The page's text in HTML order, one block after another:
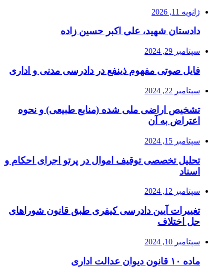
ژانویه 11, 2026
دادستان شهید، علی اکبر حسین زاده
سپتامبر 29, 2024
فایل صوتی مفهوم ذینفع در دادرسی مدنی و اداری
سپتامبر 22, 2024
تشخیص اراضی ملی شده (منابع طبیعی) و نحوه
اعتراض به آن
سپتامبر 15, 2024
تحلیل تخصصی توقیف اموال در پرتو اجرای احکام و
اسناد
سپتامبر 12, 2024
تغییرات آیین دادرسی کیفری طبق قانون شوراهای
حل اختلاف
سپتامبر 10, 2024
ماده ۱۰ قانون دیوان عدالت اداری